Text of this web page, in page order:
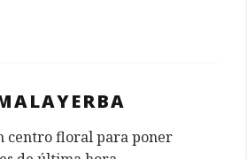
centro floral para poner